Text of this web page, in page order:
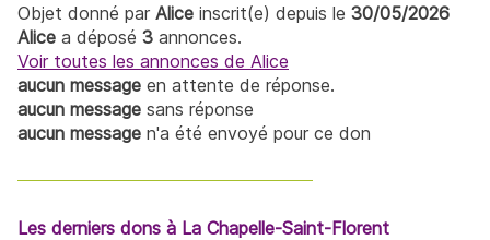
Objet donné par Alice inscrit(e) depuis le 30/05/2026
Alice a déposé 3 annonces.
Voir toutes les annonces de Alice
aucun message en attente de réponse.
aucun message sans réponse
aucun message n'a été envoyé pour ce don
Les derniers dons à La Chapelle-Saint-Florent